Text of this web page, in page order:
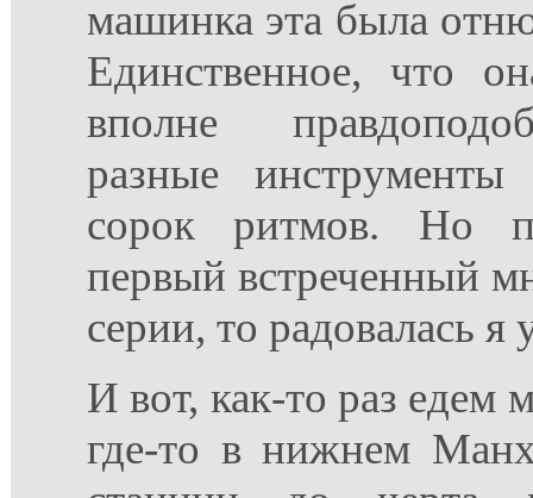
машинка эта была
Единственное, что
вполне
разные
сорок ритмов. Но
первый встреченный
серии, то радовалась я
И вот, как-то раз едем
где-то в нижнем